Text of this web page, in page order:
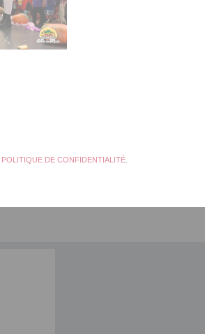
POLITIQUE DE CONFIDENTIALITÉ